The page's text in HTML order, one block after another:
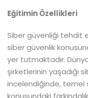
Eğitimin Özellikleri
Siber güvenliği tehdit
siber güvenlik
yer tutmaktadır.
şirketlerinin yaşadığı
incelendiğinde, temel
konusundaki